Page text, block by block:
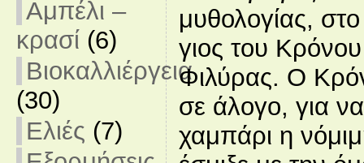
Αμπέλι –
κρασί (6)
Βιοκαλλιέργεια
(30)
Ελιές (7)
μυθολογίας,
γιος του
Φιλύρας. Ο
σε άλογο, για
χαμπάρι η